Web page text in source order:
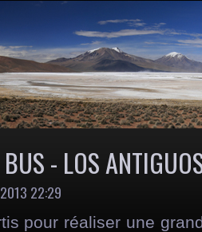
- LOS
22:29
pour réaliser une